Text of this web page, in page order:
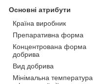
Основні атрибути
Країна виробник
Препаративна форма
Концентрована форма
добрива
Вид добрива
Мінімальна температура